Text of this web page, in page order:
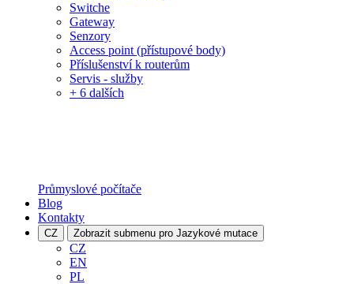
Switche
Gateway
Senzory
Access point (přístupové body)
Příslušenství k routerům
Servis - služby
+ 6 dalších
Průmyslové počítače
Blog
Kontakty
CZ Zobrazit submenu pro Jazykové mutace
CZ
EN
PL